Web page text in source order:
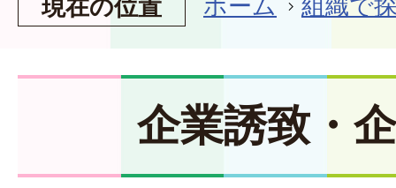
現在の位置
企業誘致・